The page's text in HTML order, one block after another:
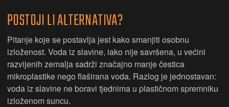
POSTOJI LI ALTERNATIVA?
Pitanje koje se postavlja jest kako smanjiti osobnu
izloženost. Voda iz slavine, iako nije savršena, u većini
razvijenih zemalja sadrži značajno manje čestica
mikroplastike nego flaširana voda. Razlog je jednostavan:
voda iz slavine ne boravi tjednima u plastičnom spremniku
izloženom suncu.